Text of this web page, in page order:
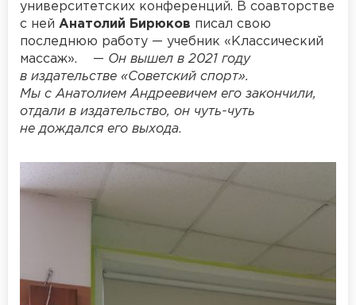
университетских конференций. В соавторстве
с ней Анатолий Бирюков писал свою
последнюю работу — учебник «Классический
массаж». — Он вышел в 2021 году
в издательстве «Советский спорт».
Мы с Анатолием Андреевичем его закончили,
отдали в издательство, он чуть-чуть
не дождался его выхода.